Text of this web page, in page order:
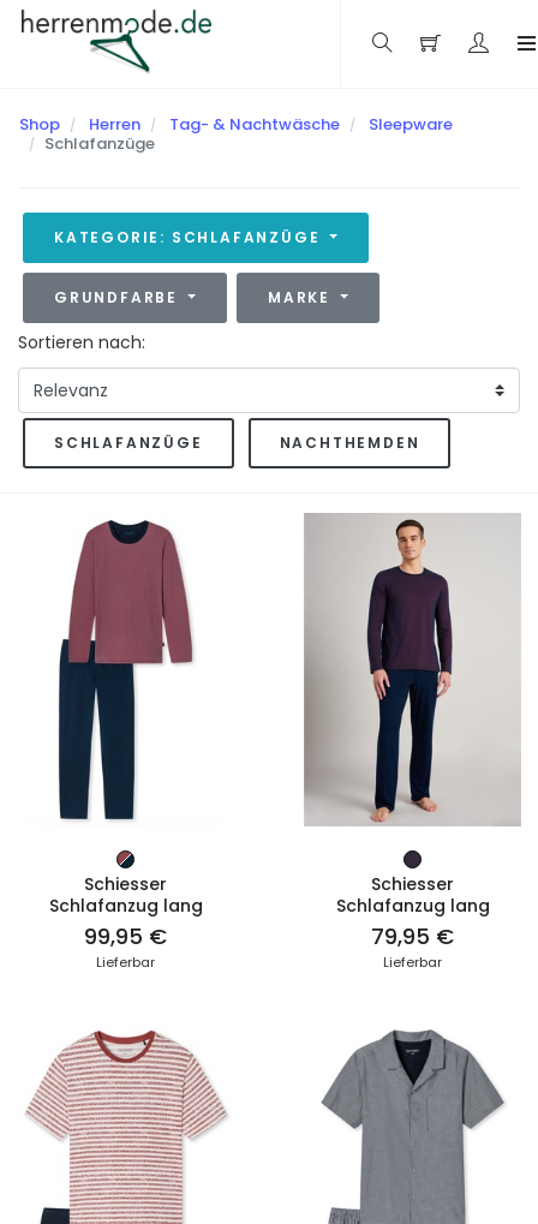
Shop Herren Tag- & Nachtwäsche
Sleepware
Schlafanzüge
KATEGORIE: SCHLAFANZÜGE
GRUNDFARBE MARKE
Sortieren nach:
SCHLAFANZÜGE NACHTHEMDEN
ZUM PRODUKT
Schiesser
Schlafanzug lang
99,95 €
Lieferbar
ZUM PRODUKT
Schiesser
Schlafanzug lang
79,95 €
Lieferbar